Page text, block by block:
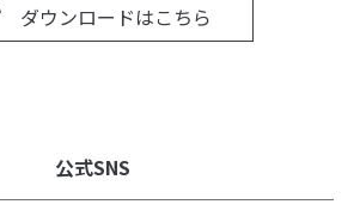
ダウンロードはこちら
公式SNS